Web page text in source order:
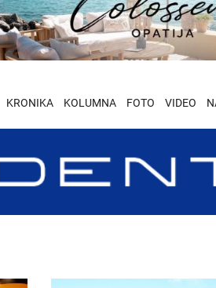
KRONIKA KOLUMNA FOTO VIDEO